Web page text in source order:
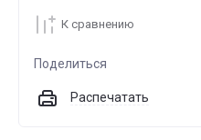
К сравнению
Поделиться
Распечатать